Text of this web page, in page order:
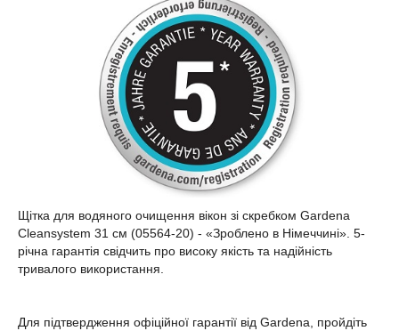
Щітка для водяного очищення вікон зі скребком Gardena
Cleansystem 31 см (05564-20) - «Зроблено в Німеччині». 5-
річна гарантія свідчить про високу якість та надійність
тривалого використання.
Для підтвердження офіційної гарантії від Gardena, пройдіть